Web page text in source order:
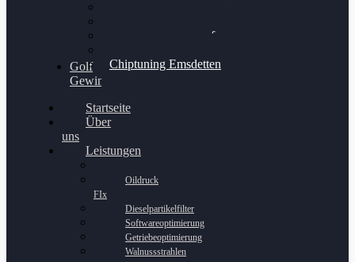
Chiptuning Schüttorf
Chiptuning Emsdetten
Golf
Gewinnspiel
Startseite
Über
uns
Leistungen
Oildruck
FIx
Dieselpartikelfilter
Softwareoptimierung
Getriebeoptimierung
Walnussstrahlen